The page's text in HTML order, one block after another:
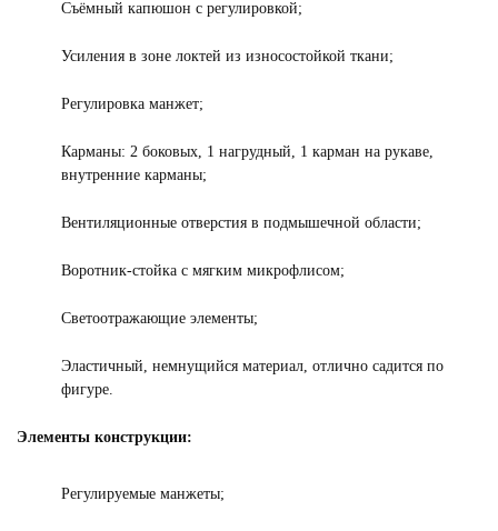
Съёмный капюшон с регулировкой;
Усиления в зоне локтей из износостойкой ткани;
Регулировка манжет;
Карманы: 2 боковых, 1 нагрудный, 1 карман на рукаве,
внутренние карманы;
Вентиляционные отверстия в подмышечной области;
Воротник-стойка с мягким микрофлисом;
Светоотражающие элементы;
Эластичный, немнущийся материал, отлично садится по
фигуре.
Элементы конструкции:
Регулируемые манжеты;